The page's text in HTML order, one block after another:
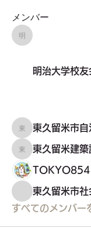
メンバー
明治大学校友会東久留
明治大学校
東久留米市自治会連
東久留米市
東久留米建築設計協会
東久留米建築
TOKYO854
すべてのメンバー